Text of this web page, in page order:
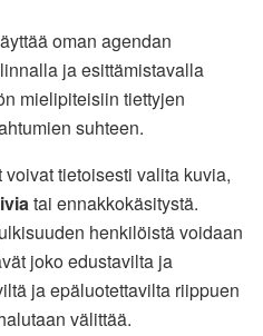
oman agendan
ja esittämistavalla
mielipiteisiin tiettyjen
suhteen.
tietoisesti valita kuvia,
tai ennakkokäsitystä.
henkilöistä voidaan
joko edustavilta ja
ja epäluotettavilta riippuen
välittää.